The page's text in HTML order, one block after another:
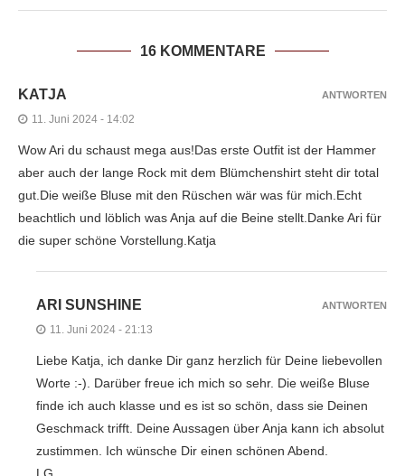
16 KOMMENTARE
KATJA
11. Juni 2024 - 14:02
Wow Ari du schaust mega aus!Das erste Outfit ist der Hammer
aber auch der lange Rock mit dem Blümchenshirt steht dir total
gut.Die weiße Bluse mit den Rüschen wär was für mich.Echt
beachtlich und löblich was Anja auf die Beine stellt.Danke Ari für
die super schöne Vorstellung.Katja
ANTWORTEN
ARI SUNSHINE
11. Juni 2024 - 21:13
Liebe Katja, ich danke Dir ganz herzlich für Deine liebevollen
Worte :-). Darüber freue ich mich so sehr. Die weiße Bluse
finde ich auch klasse und es ist so schön, dass sie Deinen
Geschmack trifft. Deine Aussagen über Anja kann ich absolut
zustimmen. Ich wünsche Dir einen schönen Abend.
ANTWORTEN